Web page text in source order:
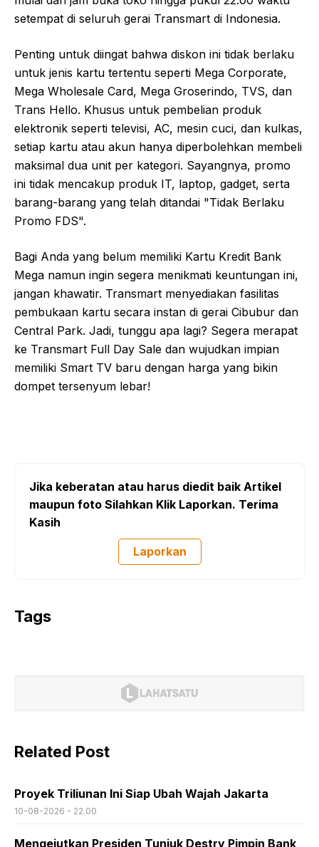
setempat di seluruh gerai Transmart di Indonesia.
Penting untuk diingat bahwa diskon ini tidak berlaku
untuk jenis kartu tertentu seperti Mega Corporate,
Mega Wholesale Card, Mega Groserindo, TVS, dan
Trans Hello. Khusus untuk pembelian produk
elektronik seperti televisi, AC, mesin cuci, dan kulkas,
setiap kartu atau akun hanya diperbolehkan membeli
maksimal dua unit per kategori. Sayangnya, promo
ini tidak mencakup produk IT, laptop, gadget, serta
barang-barang yang telah ditandai "Tidak Berlaku
Promo FDS".
Bagi Anda yang belum memiliki Kartu Kredit Bank
Mega namun ingin segera menikmati keuntungan ini,
jangan khawatir. Transmart menyediakan fasilitas
pembukaan kartu secara instan di gerai Cibubur dan
Central Park. Jadi, tunggu apa lagi? Segera merapat
ke Transmart Full Day Sale dan wujudkan impian
memiliki Smart TV baru dengan harga yang bikin
dompet tersenyum lebar!
Jika keberatan atau harus diedit baik Artikel
maupun foto Silahkan Klik Laporkan. Terima
Kasih
Laporkan
Tags
Related Post
Proyek Triliunan Ini Siap Ubah Wajah Jakarta
10-08-2026 - 22.00
Mengejutkan Presiden Tunjuk Destry Pimpin Bank